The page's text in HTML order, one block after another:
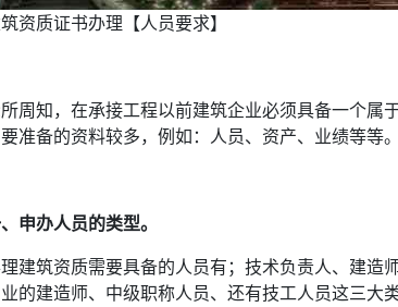
资质证书办理【人员要求】
周知，在承接工程以前建筑企业必须具备一个属
准备的资料较多，例如：人员、资产、业绩等等
申办人员的类型。
建筑资质需要具备的人员有；技术负责人、建造
的建造师、中级职称人员、还有技工人员这三大